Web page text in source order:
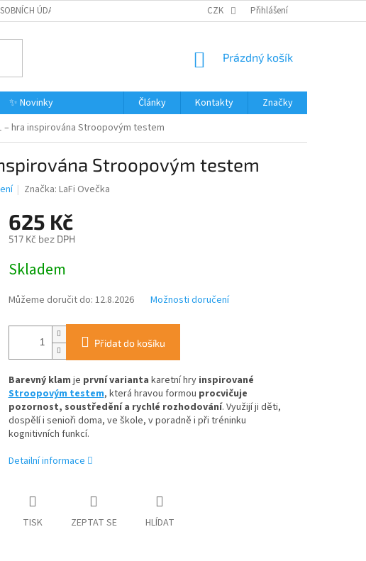
ÚDAJŮ VRÁCENÍ ZBOŽÍ DOPRAVA A PLATBA
CZK Přihlášení
NÁKUPNÍ
Prázdný košík
✨ Novinky Články Kontakty
Značky
– hra inspirována Stroopovým testem
Stroopovým testem
Značka:LaFi Ovečka
625 Kč
517 Kč bez DPH
cena:
Skladem
Můžeme doručit do: 12.8.2026 Možnosti doručení
Přidat do košíku
Barevný klam je první varianta karetní hry inspirované
Stroopovým testem, která hravou formou procvičuje
pozornost, soustředění a rychlé rozhodování. Využijí ji děti,
dospělí i senioři doma, ve škole, v poradně i při tréninku
kognitivních funkcí.
Detailní informace
TISK ZEPTAT SE HLÍDAT